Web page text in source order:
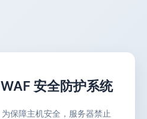
WAF 安全防护系统
为保障主机安全，服务器禁止